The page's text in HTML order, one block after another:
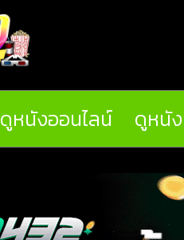
ดูหนังออนไลน์ ดูหนั